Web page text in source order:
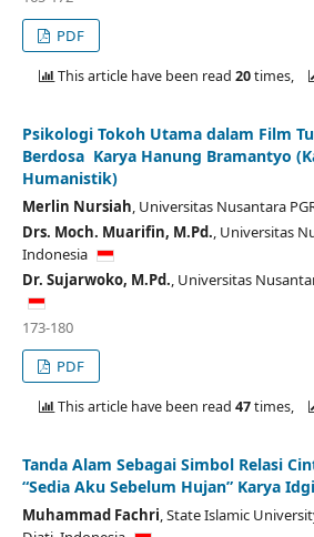
PDF
This article have been read 20times,
Psikologi Tokoh Utama dalam Film
Berdosa Karya Hanung Bramantyo
Humanistik)
Merlin Nursiah, Universitas Nusantara
Drs. Moch. Muarifin, M.Pd., Universitas
Indonesia
Dr. Sujarwoko, M.Pd., Universitas
173-180
PDF
This article have been read 47times,
Tanda Alam Sebagai Simbol Relasi
“Sedia Aku Sebelum Hujan” Karya
Muhammad Fachri,State Islamic